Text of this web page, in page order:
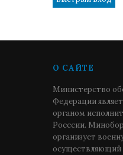
О САЙТЕ
Министерство
Федерации
органом
Росссии.
организует
осуществляющий